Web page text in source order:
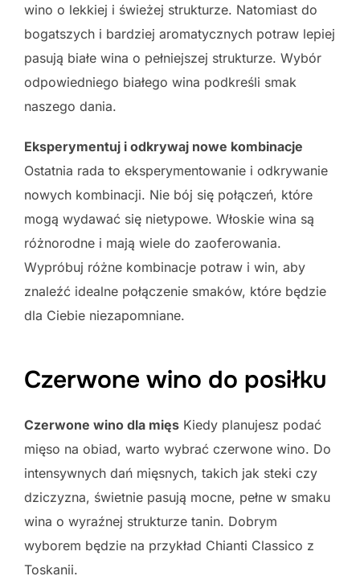
wino o lekkiej i świeżej strukturze. Natomiast do
bogatszych i bardziej aromatycznych potraw lepiej
pasują białe wina o pełniejszej strukturze. Wybór
odpowiedniego białego wina podkreśli smak
naszego dania.
Eksperymentuj i odkrywaj nowe kombinacje
Ostatnia rada to eksperymentowanie i odkrywanie
nowych kombinacji. Nie bój się połączeń, które
mogą wydawać się nietypowe. Włoskie wina są
różnorodne i mają wiele do zaoferowania.
Wypróbuj różne kombinacje potraw i win, aby
znaleźć idealne połączenie smaków, które będzie
dla Ciebie niezapomniane.
Czerwone wino do posiłku
Czerwone wino dla mięs Kiedy planujesz podać
mięso na obiad, warto wybrać czerwone wino. Do
intensywnych dań mięsnych, takich jak steki czy
dziczyzna, świetnie pasują mocne, pełne w smaku
wina o wyraźnej strukturze tanin. Dobrym
wyborem będzie na przykład Chianti Classico z
Toskanii.